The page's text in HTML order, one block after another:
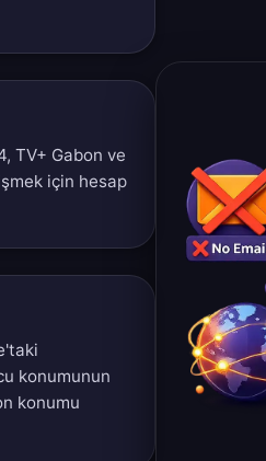
TV+ Gabon ve
için hesap
konumunun
konumu